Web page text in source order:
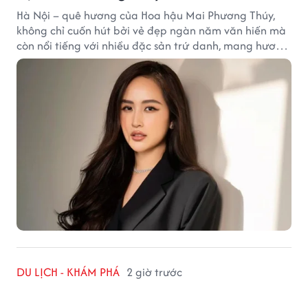
Hà Nội – quê hương của Hoa hậu Mai Phương Thúy,
không chỉ cuốn hút bởi vẻ đẹp ngàn năm văn hiến mà
còn nổi tiếng với nhiều đặc sản trứ danh, mang hương
vị tinh tế và đậm đà bản sắc đất kinh kỳ.
DU LỊCH - KHÁM PHÁ 2 giờ trước